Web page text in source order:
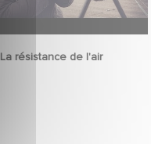
La résistance de l'air